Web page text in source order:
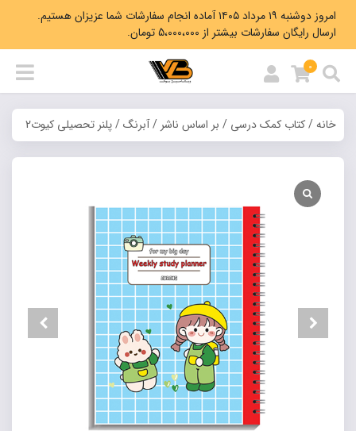
امروز دوشنبه ۱۹ مرداد ۱۴۰۵ آماده انجام سفارشات شما عزیزان هستیم.
ارسال رایگان سفارشات بیشتر از 5،000،000 تومان.
0
خانه/کتاب کمک درسی / بر اساس ناشر /آبرنگ/ پلنر تحصیلی کیوت2